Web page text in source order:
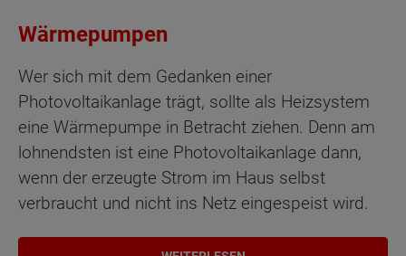
Wärmepumpen
Wer sich mit dem Gedanken einer
Photovoltaikanlage trägt, sollte als Heizsystem
eine Wärmepumpe in Betracht ziehen. Denn am
lohnendsten ist eine Photovoltaikanlage dann,
wenn der erzeugte Strom im Haus selbst
verbraucht und nicht ins Netz eingespeist wird.